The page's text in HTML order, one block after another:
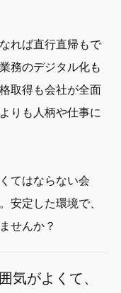
れば直行直帰もで
務のデジタル化も
取得も会社が全面
りも人柄や仕事に
てはならない会
安定した環境で、
せんか？
気がよくて、